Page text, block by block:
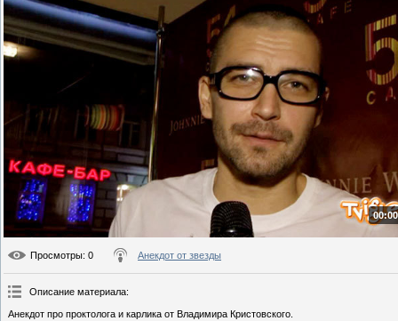
Просмотры: 0 Анекдот от звезды
Описание материала:
Анекдот про проктолога и карлика от Владимира Кристовского.